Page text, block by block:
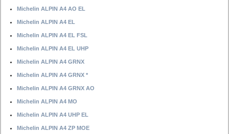
Michelin ALPIN A4 AO EL
Michelin ALPIN A4 EL
Michelin ALPIN A4 EL FSL
Michelin ALPIN A4 EL UHP
Michelin ALPIN A4 GRNX
Michelin ALPIN A4 GRNX *
Michelin ALPIN A4 GRNX AO
Michelin ALPIN A4 MO
Michelin ALPIN A4 UHP EL
Michelin ALPIN A4 ZP MOE